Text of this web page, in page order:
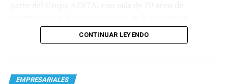
CONTINUAR LEYENDO
EMPRESARIALES